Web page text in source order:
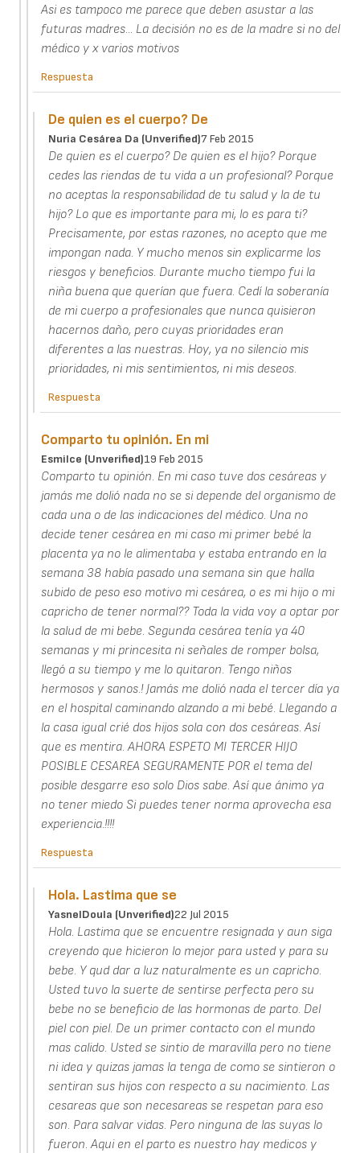
Asi es tampoco me parece que deben asustar a las
futuras madres... La decisión no es de la madre si no del
médico y x varios motivos
Respuesta
De quien es el cuerpo? De
Nuria Cesárea Da (unverified)7 Feb 2015
De quien es el cuerpo? De quien es el hijo? Porque
cedes las riendas de tu vida a un profesional? Porque
no aceptas la responsabilidad de tu salud y la de tu
hijo? Lo que es importante para mi, lo es para ti?
Precisamente, por estas razones, no acepto que me
impongan nada. Y mucho menos sin explicarme los
riesgos y beneficios. Durante mucho tiempo fui la
niña buena que querían que fuera. Cedí la soberanía
de mi cuerpo a profesionales que nunca quisieron
hacernos daño, pero cuyas prioridades eran
diferentes a las nuestras. Hoy, ya no silencio mis
prioridades, ni mis sentimientos, ni mis deseos.
Respuesta
Comparto tu opinión. En mi
Esmilce (unverified)19 Feb 2015
Comparto tu opinión. En mi caso tuve dos cesáreas y
jamás me dolió nada no se si depende del organismo de
cada una o de las indicaciones del médico. Una no
decide tener cesárea en mi caso mi primer bebé la
placenta ya no le alimentaba y estaba entrando en la
semana 38 había pasado una semana sin que halla
subido de peso eso motivo mi cesárea, o es mi hijo o mi
capricho de tener normal?? Toda la vida voy a optar por
la salud de mi bebe. Segunda cesárea tenía ya 40
semanas y mi princesita ni señales de romper bolsa,
llegó a su tiempo y me lo quitaron. Tengo niños
hermosos y sanos.! Jamás me dolió nada el tercer día ya
en el hospital caminando alzando a mi bebé. Llegando a
la casa igual crié dos hijos sola con dos cesáreas. Así
que es mentira. AHORA ESPETO MI TERCER HIJO
POSIBLE CESAREA SEGURAMENTE POR el tema del
posible desgarre eso solo Dios sabe. Así que ánimo ya
no tener miedo Si puedes tener norma aprovecha esa
experiencia.!!!!
Respuesta
Hola. Lastima que se
YasnelDoula (unverified)22 Jul 2015
Hola. Lastima que se encuentre resignada y aun siga
creyendo que hicieron lo mejor para usted y para su
bebe. Y qud dar a luz naturalmente es un capricho.
Usted tuvo la suerte de sentirse perfecta pero su
bebe no se beneficio de las hormonas de parto. Del
piel con piel. De un primer contacto con el mundo
mas calido. Usted se sintio de maravilla pero no tiene
ni idea y quizas jamas la tenga de como se sintieron o
sentiran sus hijos con respecto a su nacimiento. Las
cesareas que son necesareas se respetan para eso
son. Para salvar vidas. Pero ninguna de las suyas lo
fueron. Aqui en el parto es nuestro hay medicos y